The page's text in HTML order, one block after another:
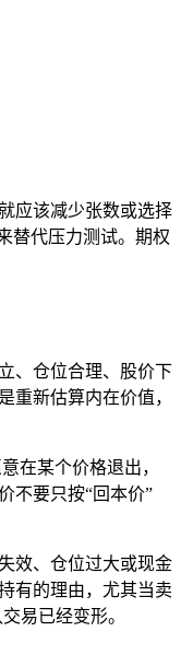
应该减少张数或选择
替代压力测试。期权
、仓位合理、股价下
重新估算内在价值，
在某个价格退出，
不要只按“回本价”
效、仓位过大或现金
有的理由，尤其当卖
易已经变形。